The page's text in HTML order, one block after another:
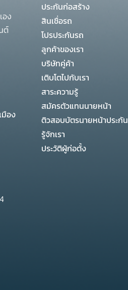
อง
ต์
มือง
ประกันก่อสร้าง
สินเชื่อรถ
โปรประกันรถ
ลูกค้าของเรา
บริษัทคู่ค้า
เติบโตไปกับเรา
สาระความรู้
สมัครตัวแทนนายหน้า
ติวสอบบัตรนายหน้าประกัน
รู้จักเรา
ประวัติผู้ก่อตั้ง